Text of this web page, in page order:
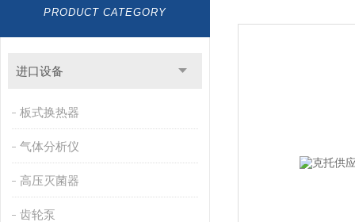
PRODUCT CATEGORY
进口设备
板式换热器
气体分析仪
高压灭菌器
齿轮泵